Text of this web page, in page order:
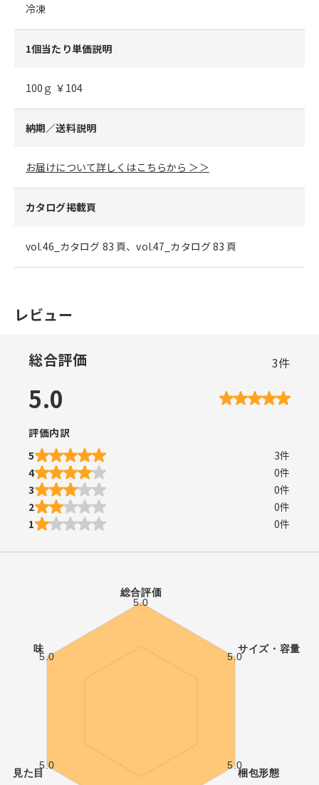
冷凍
1個当たり単価説明
100ｇ ￥104
納期／送料説明
お届けについて詳しくはこちらから ＞＞
カタログ掲載頁
vol.46_カタログ 83 頁、vol.47_カタログ 83 頁
レビュー
総合評価 3件
5.0
評価内訳
5
3件
4
0件
3
0件
2
0件
1
0件